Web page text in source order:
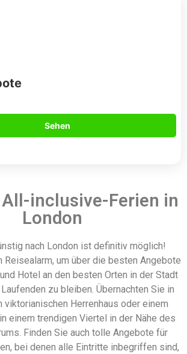
Sehen
inclusive-Ferien in
London
nach London ist definitiv möglich!
Reisealarm, um über die besten Angebote
Hotel an den besten Orten in der Stadt
zu bleiben. Übernachten Sie in
viktorianischen Herrenhaus oder einem
einem trendigen Viertel in der Nähe des
Finden Sie auch tolle Angebote für
bei denen alle Eintritte inbegriffen sind,